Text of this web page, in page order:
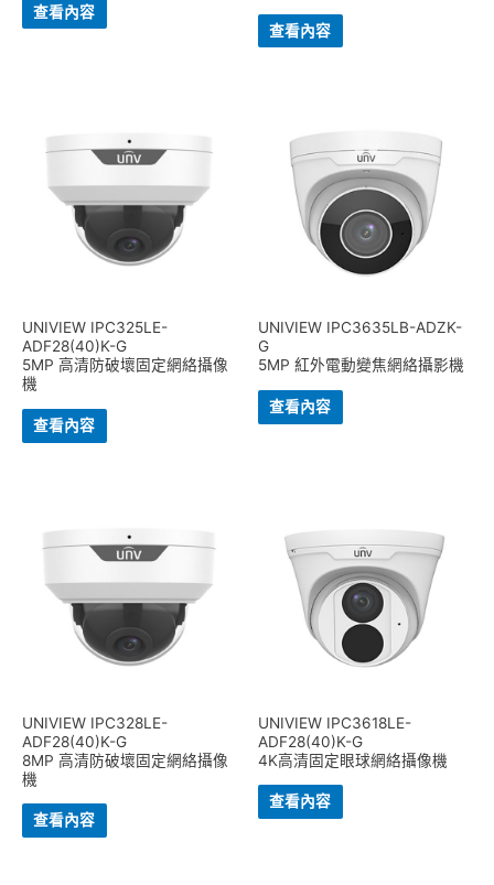
查看內容
查看內容
UNIVIEW IPC325LE-
ADF28(40)K-G
5MP 高清防破壞固定網絡攝像
機
查看內容
UNIVIEW IPC3635LB-ADZK-
G
5MP 紅外電動變焦網絡攝影機
查看內容
UNIVIEW IPC328LE-
ADF28(40)K-G
8MP 高清防破壞固定網絡攝像
機
查看內容
UNIVIEW IPC3618LE-
ADF28(40)K-G
4K高清固定眼球網絡攝像機
查看內容